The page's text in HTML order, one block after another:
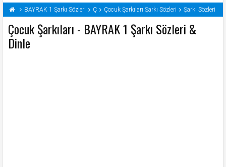
31 May
2025
BAYRAK 1 Şarkı Sözleri Ç Çocuk Şarkıları Şarkı Sözleri Şarkı Sözleri
Çocuk Şarkıları - BAYRAK 1 Şarkı Sözleri &
Dinle